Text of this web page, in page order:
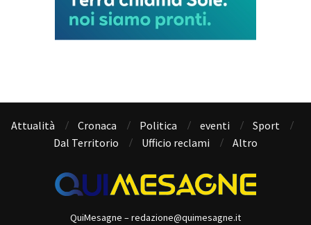
Attualità Cronaca Politica eventi
Sport
Dal Territorio
Ufficio reclami Altro
QuiMesagne – redazione@quimesagne.it